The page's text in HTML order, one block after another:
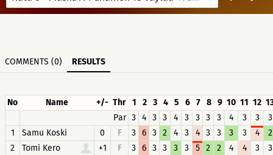
COMMENTS (0) RESULTS
No Name +/- Thr 1 2 3 4 5 6 7 8 9 10 11 12
Par 3 4 3 3 4 3 3 3 3 4 3 3
3
1
Samu Koski 0 F 3 6 3 2 4 3 4 3 3 3 3 4
2
2
Tomi Kero +1 F 3 6 3 3 3 3 5 2 2 4 4 3
3